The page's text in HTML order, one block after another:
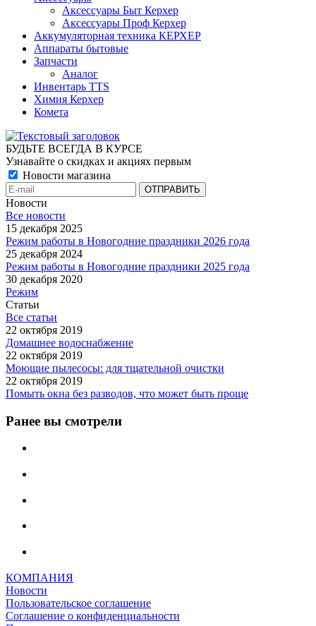
Аксессуары Быт Керхер
Аксессуары Проф Керхер
Аккумуляторная техника КЕРХЕР
Аппараты бытовые
Запчасти
Аналог
Инвентарь TTS
Химия Керхер
Комета
БУДЬТЕ ВСЕГДА В КУРСЕ
Узнавайте о скидках и акциях первым
Новости магазина
Новости
Все новости
15 декабря 2025
Режим работы в Новогодние праздники 2026 года
25 декабря 2024
Режим работы в Новогодние праздники 2025 года
30 декабря 2020
Режим
Статьи
Все статьи
22 октября 2019
Домашнее водоснабжение
22 октября 2019
Моющие пылесосы: для тщательной очистки
22 октября 2019
Помыть окна без разводов, что может быть проще
Ранее вы смотрели
КОМПАНИЯ
Новости
Пользовательское соглашение
Соглашение о конфиденциальности